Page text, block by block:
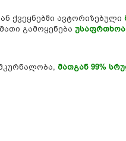
ქვეყნებში ავტორიზებული
გამოყენება
მათგან 99%